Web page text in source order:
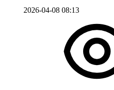
2026-04-08 08:13